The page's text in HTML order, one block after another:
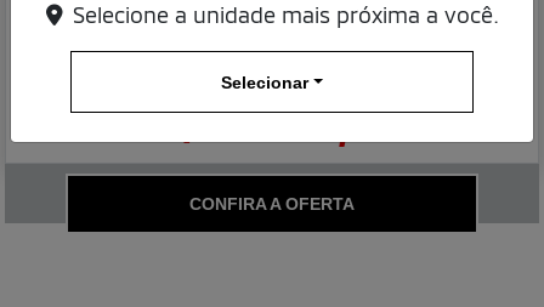
TRITON GL 4X4 2027
De: R$ 259.990,00
R$ 211.990,00
CONFIRA A OFERTA
Selecione a unidade mais próxima a você.
Selecionar